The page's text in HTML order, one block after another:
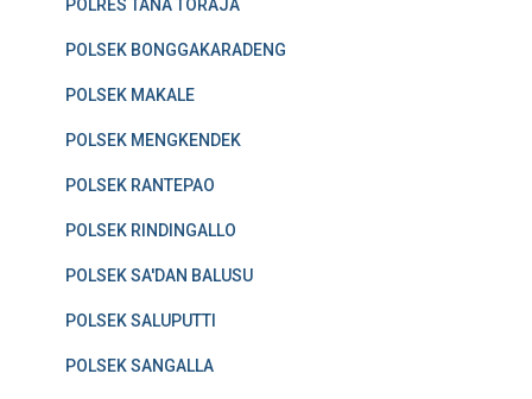
POLRES TANA TORAJA
POLSEK BONGGAKARADENG
POLSEK MAKALE
POLSEK MENGKENDEK
POLSEK RANTEPAO
POLSEK RINDINGALLO
POLSEK SA'DAN BALUSU
POLSEK SALUPUTTI
POLSEK SANGALLA